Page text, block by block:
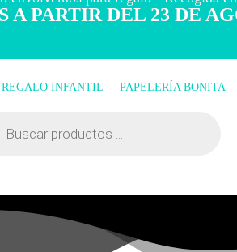
PARTIR DEL 23 DE
REGALO INFANTIL PAPELERÍA BONITA